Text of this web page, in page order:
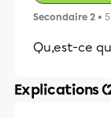
Secondaire 2 •
Qu,est-ce
Explications